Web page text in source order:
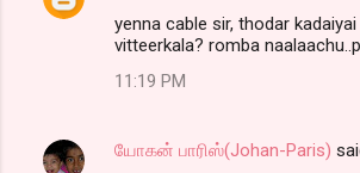
yenna cable sir, thodar
vitteerkala? romba
11:19 PM
யோகன் பாரிஸ்(Johan-Paris)